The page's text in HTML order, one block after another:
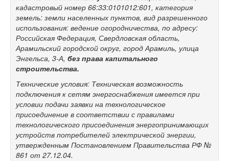
кадастровый номер 66:33:0101012:601, категория
земель: земли населенных пунктов, вид разрешенного
использования: ведение огородничества, по адресу:
Российская Федерация, Свердловская область,
Арамильский городской округ, город Арамиль, улица
Энгельса, 3-А, без права капитального
строительства.
Технические условия: Техническая возможность
подключения к сетям энергоснабжения имеется при
условии подачи заявки на технологическое
присоединение в соответствии с правилами
технологического присоединения энергопринимающих
устройств потребителей электрической энергии,
утвержденным Постановлением Правительства РФ №
861 от 27.12.04.